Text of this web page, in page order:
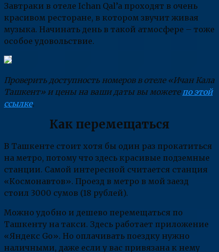
Завтраки в отеле Ichan Qal’a проходят в очень
красивом ресторане, в котором звучит живая
музыка. Начинать день в такой атмосфере – тоже
особое удовольствие.
Проверить доступность номеров в отеле «Ичан Кала
Ташкент» и цены на ваши даты вы можете по этой
ссылке.
Как перемещаться
В Ташкенте стоит хотя бы один раз прокатиться
на метро, потому что здесь красивые подземные
станции. Самой интересной считается станция
«Космонавтов». Проезд в метро в мой заезд
стоил 3000 сумов (18 рублей).
Можно удобно и дешево перемещаться по
Ташкенту на такси. Здесь работает приложение
«Яндекс Go». Но оплачивать поездку нужно
наличными, даже если у вас привязана к нему